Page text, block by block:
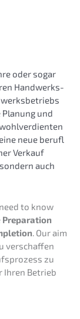
oder sogar
Handwerks­
und
neue beruf­l
Verkauf
auch
to know
Prepa­ra­ti­on
. Our aim
verschaf­fen
zu
Ihren Betrieb